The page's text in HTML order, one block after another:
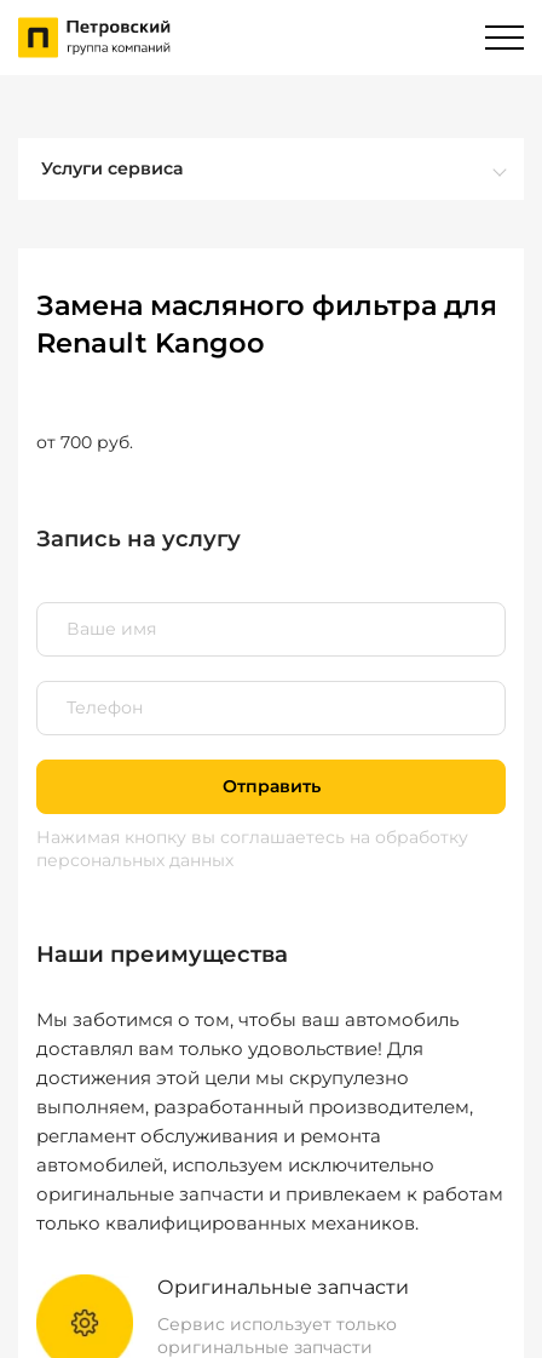
Услуги сервиса
Замена масляного фильтра для
Renault Kangoo
от 700 руб.
Запись на услугу
Отправить
Нажимая кнопку вы соглашаетесь на обработку
персональных данных
Наши преимущества
Мы заботимся о том, чтобы ваш автомобиль
доставлял вам только удовольствие! Для
достижения этой цели мы скрупулезно
выполняем, разработанный производителем,
регламент обслуживания и ремонта
автомобилей, используем исключительно
оригинальные запчасти и привлекаем к работам
только квалифицированных механиков.
Оригинальные запчасти
Сервис использует только
оригинальные запчасти